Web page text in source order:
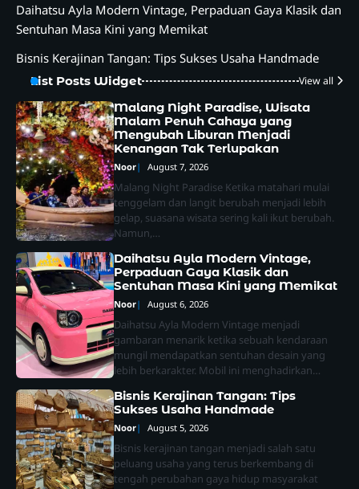
Daihatsu Ayla Modern Vintage, Perpaduan Gaya Klasik dan
Sentuhan Masa Kini yang Memikat
Bisnis Kerajinan Tangan: Tips Sukses Usaha Handmade
List Posts Widget View all
Malang Night Paradise, Wisata
Malam Penuh Cahaya yang
Mengubah Liburan Menjadi
Kenangan Tak Terlupakan
Noor August 7, 2026
Malang Night Paradise Ketika matahari mulai
tenggelam dan langit berubah menjadi lebih
gelap, suasana wisata sering kali ikut berubah.
Namun,…
Daihatsu Ayla Modern Vintage,
Perpaduan Gaya Klasik dan
Sentuhan Masa Kini yang Memikat
Noor August 6, 2026
Daihatsu Ayla Modern Vintage menjadi
gambaran menarik ketika sebuah kendaraan
mungil mendapatkan sentuhan desain yang
lebih berkarakter. Mobil ini menghadirkan…
Bisnis Kerajinan Tangan: Tips
Sukses Usaha Handmade
Noor August 5, 2026
Bisnis kerajinan tangan menjadi salah satu
peluang usaha yang terus berkembang di
tengah perubahan gaya hidup masyarakat